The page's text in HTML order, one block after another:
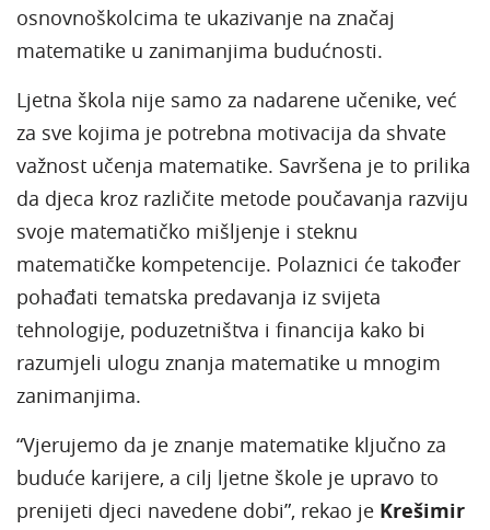
osnovnoškolcima te ukazivanje na značaj
matematike u zanimanjima budućnosti.
Ljetna škola nije samo za nadarene učenike, već
za sve kojima je potrebna motivacija da shvate
važnost učenja matematike. Savršena je to prilika
da djeca kroz različite metode poučavanja razviju
svoje matematičko mišljenje i steknu
matematičke kompetencije. Polaznici će također
pohađati tematska predavanja iz svijeta
tehnologije, poduzetništva i financija kako bi
razumjeli ulogu znanja matematike u mnogim
zanimanjima.
“Vjerujemo da je znanje matematike ključno za
buduće karijere, a cilj ljetne škole je upravo to
prenijeti djeci navedene dobi”, rekao je Krešimir